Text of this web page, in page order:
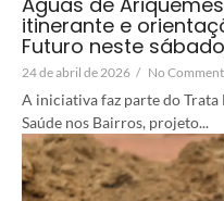
itinerante e
Futuro neste
24 de abril de 2026 / No
A iniciativa faz parte do
Saúde nos Bairros, projeto...